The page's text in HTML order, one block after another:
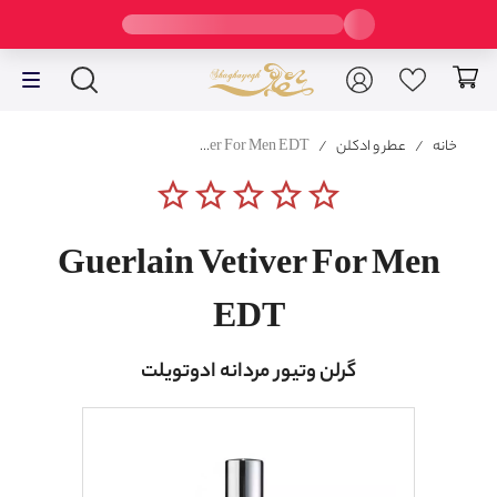
خانه / عطر و ادکلن /
Guerlain Vetiver For Men EDT
star_borderstar_borderstar_borderstar_borderstar_border
Guerlain Vetiver For Men
EDT
گرلن وتیور مردانه ادوتویلت